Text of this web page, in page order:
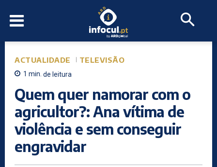
ACTUALIDADE TELEVISÃO
1 min. de leitura
Quem quer namorar com o
agricultor?: Ana vítima de
violência e sem conseguir
engravidar